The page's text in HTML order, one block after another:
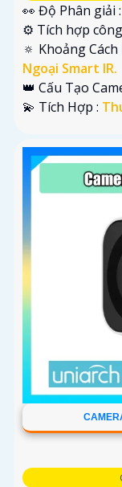
👀 Độ Phân giải :
⚙ Tích hợp
🔅 Khoảng
Ngoại Smart IR.
👑 Cấu Tạo
️💫 Tích Hợp :